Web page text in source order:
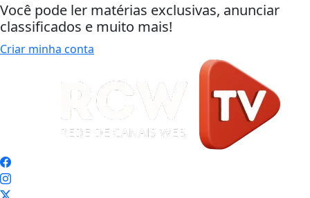
Você pode ler matérias exclusivas, anunciar
classificados e muito mais!
Criar minha conta